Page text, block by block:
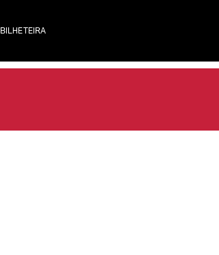
BILHETEIRA